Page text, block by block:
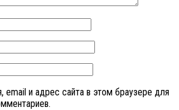
email и адрес сайта в этом браузере для